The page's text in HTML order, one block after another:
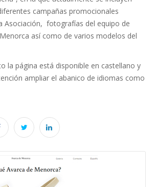
campañas promocionales
Asociación, fotografías del equipo de
así como de varios modelos del
la página está disponible en castellano y
ampliar el abanico de idiomas como